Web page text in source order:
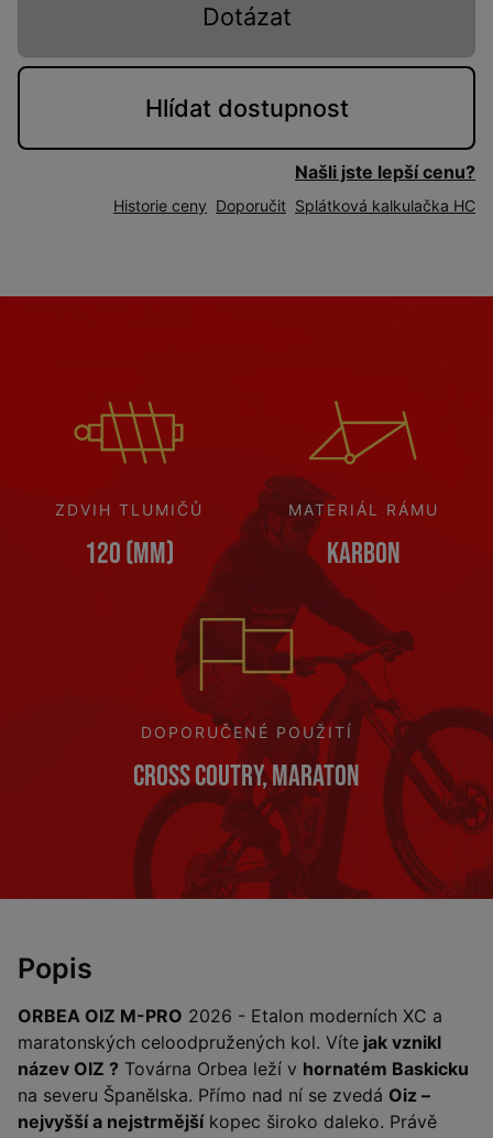
Dotázat
Hlídat dostupnost
Našli jste lepší cenu?
Historie ceny Doporučit Splátková kalkulačka HC
ZDVIH TLUMIČŮ
120 (mm)
MATERIÁL RÁMU
Karbon
DOPORUČENÉ POUŽITÍ
Cross Coutry, Maraton
Popis
ORBEA OIZ M-PRO 2026 - Etalon moderních XC a
maratonských celoodpružených kol. Víte jak vznikl
název OIZ ? Továrna Orbea leží v hornatém Baskicku
na severu Španělska. Přímo nad ní se zvedá Oiz –
nejvyšší a nejstrmějšíkopec široko daleko. Právě